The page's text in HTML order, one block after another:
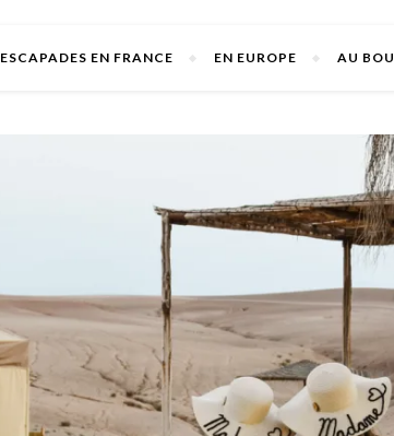
ESCAPADES EN FRANCE EN EUROPE AU